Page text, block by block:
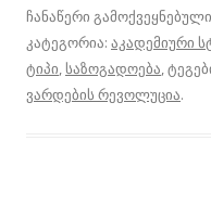
ჩანაწერი
კატეგორია: აკადემიური
ტიპი,საზოგადოება,
ვარდების რევოლუცია.